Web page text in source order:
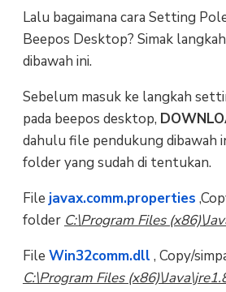
Lalu bagaimana cara Setting
Beepos Desktop? Simak
dibawah ini.
Sebelum masuk ke langkah
pada beepos desktop,
dahulu file pendukung dibawah
folder yang sudah di tentukan.
File javax.comm.properties
folder C:\Program Files
File Win32comm.dll , Copy/
C:\Program Files